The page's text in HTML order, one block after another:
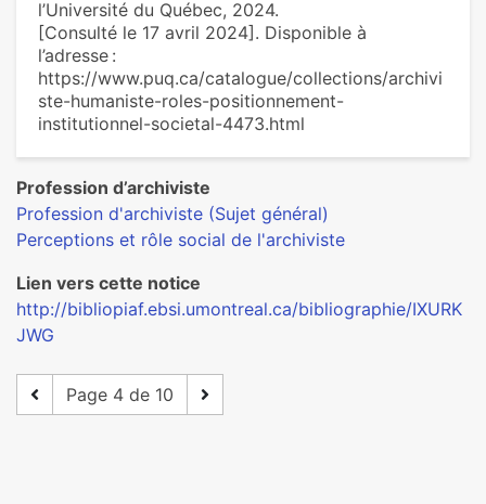
l’Université du Québec, 2024.
[Consulté le 17 avril 2024]. Disponible à
l’adresse :
https://www.puq.ca/catalogue/collections/archivi
ste-humaniste-roles-positionnement-
institutionnel-societal-4473.html
Profession d’archiviste
Profession d'archiviste (Sujet général)
Perceptions et rôle social de l'archiviste
Lien vers cette notice
http://bibliopiaf.ebsi.umontreal.ca/bibliographie/IXURK
JWG
Page 4 de 10